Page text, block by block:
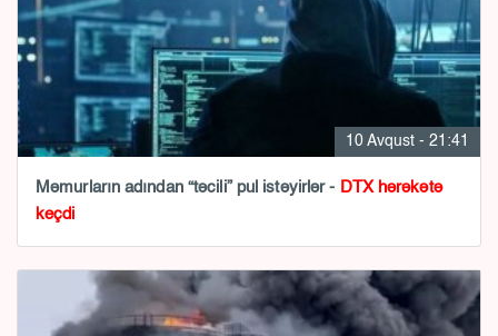
10 Avqust - 21:41
Məmurların adından “təcili” pul istəyirlər - DTX hərəkətə
keçdi